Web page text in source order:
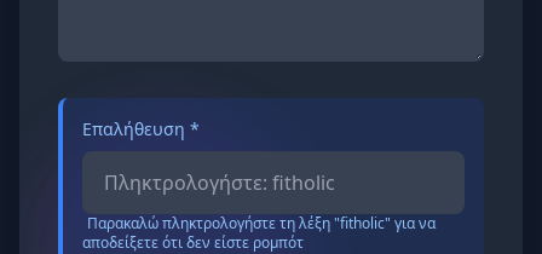
Επαλήθευση *
Παρακαλώ πληκτρολογήστε τη λέξη "fitholic" για να
αποδείξετε ότι δεν είστε ρομπότ